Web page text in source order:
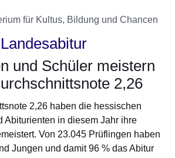
für Kultus, Bildung und Chancen
Landesabitur
und Schüler meistern
2,26
2,26 haben die hessischen
Abiturienten in diesem Jahr ihre
Von 23.045 Prüflingen haben
Jungen und damit 96 % das Abitur